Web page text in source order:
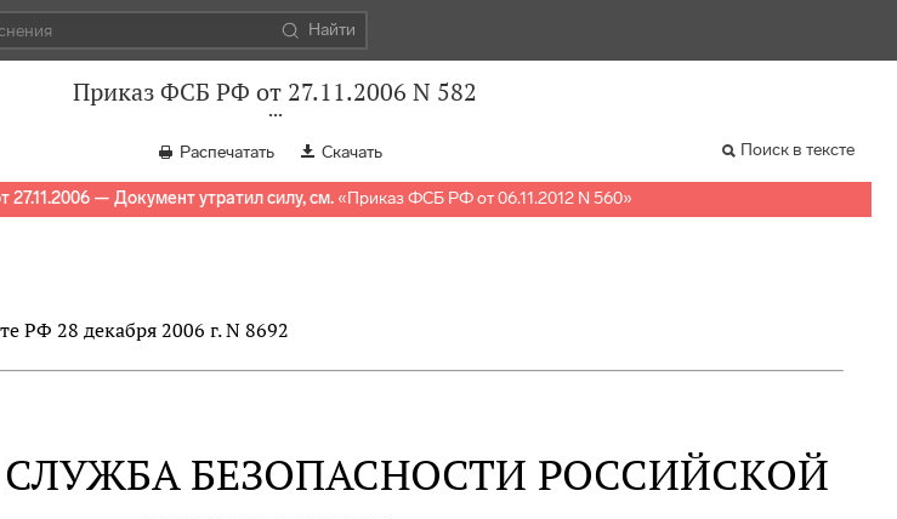
Найти
Приказ ФСБ РФ от 27.11.2006 N 582
Распечатать Скачать Поиск в тексте
27.11.2006 — Документ утратил силу, см.«Приказ ФСБ РФ от 06.11.2012 N 560»
РФ 28 декабря 2006 г. N 8692
БЕЗОПАСНОСТИ РОССИЙСКОЙ